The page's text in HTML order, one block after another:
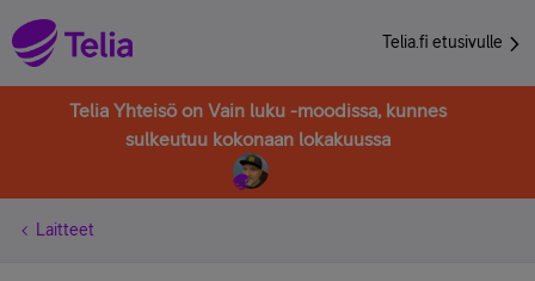
Telia.fi etusivulle
Telia Yhteisö on Vain luku -moodissa, kunnes
sulkeutuu kokonaan lokakuussa
Laitteet